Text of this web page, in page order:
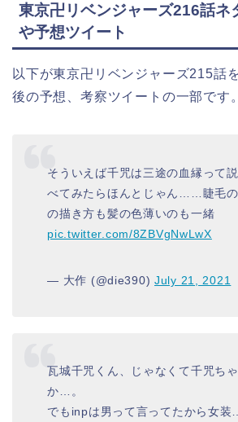
東京卍リベンジャーズ216話ネ
や予想ツイート
以下が東京卍リベンジャーズ215話
後の予想、考察ツイートの一部です。
そういえば千咒は三途の血縁って
べてみたらほんとじゃん……睫毛
の描き方も髪の色薄いのも一緒
pic.twitter.com/8ZBVgNwLwX
— 大作 (@die390) July 21, 2021
瓦城千咒くん、じゃなくて千咒ち
か…。
でもinpは男って言ってたから女